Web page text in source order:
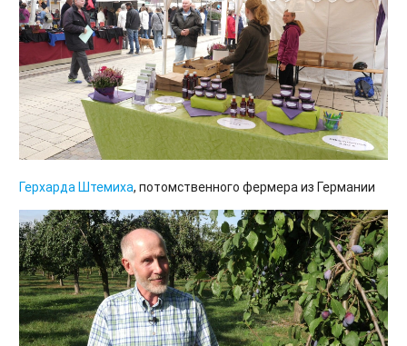
Герхарда Штемиха, потомственного фермера из Германии